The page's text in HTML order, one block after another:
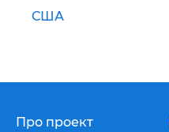
США
Про проект